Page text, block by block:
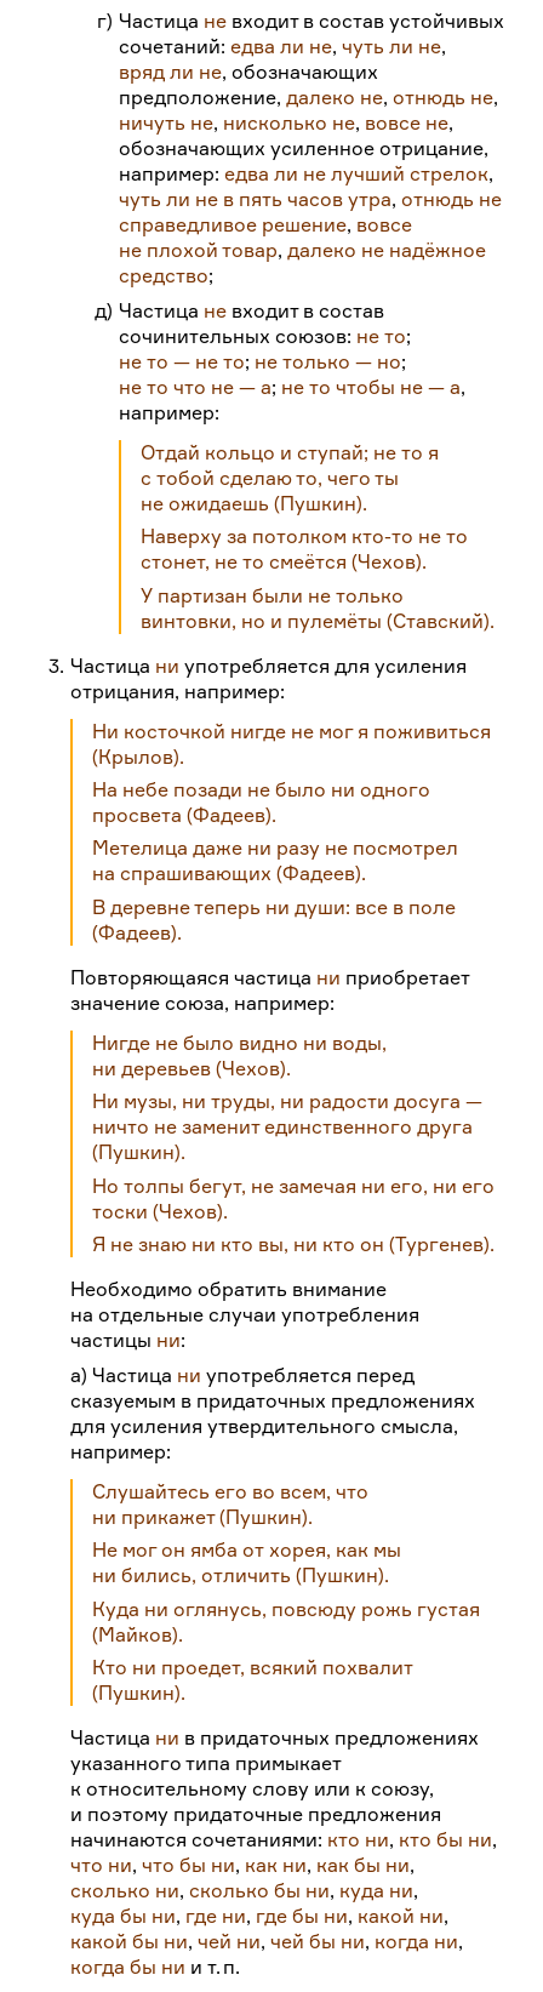
г) Частица не входит в состав устойчивых
сочетаний:едва ли не,чуть ли не,
вряд ли не, обозначающих
предположение,далеко не,отнюдь не,
ничуть не, нисколько не, вовсе не,
обозначающих усиленное отрицание,
например:едва ли не лучший стрелок,
чуть ли не в пять часов утра,отнюдь не
справедливое решение, вовсе
не плохой товар,далеко не надёжное
средствo;
д) Частица не входит в состав
сочинительных союзов: не то;
не то — не то; не только — но;
не то что не — а; не то чтобы не — а,
например:
Отдай кольцо и ступай; не то я
с тобой сделаю то, чего ты
не ожидаешь (Пушкин).
Наверху за потолком кто-то не то
стонет, не то смеётся (Чехов).
У партизан были не только
винтовки, но и пулемёты (Ставский).
3. Частица ни употребляется для усиления
отрицания, например:
Ни косточкой нигде не мог я поживиться
(Крылов).
На небе позади не было ни одного
просвета (Фадеев).
Метелица даже ни разу не посмотрел
на спрашивающих (Фадеев).
В деревне теперь ни души: все в пoлe
(Фадеев).
Повторяющаяся частица ни приобретает
значение союза, например:
Нигде не было видно ни воды,
ни деревьев (Чехов).
Ни музы, ни труды, ни радости досуга —
ничто не заменит единственного друга
(Пушкин).
Но толпы бегут, не замечая ни его, ни его
тоски (Чехов).
Я не знаю ни кто вы, ни кто он (Тургенев).
Необходимо обратить внимание
на отдельные случаи употребления
частицы ни:
а) Частица ни употребляется перед
сказуемым в придаточных предложениях
для усиления утвердительного смысла,
например:
Слушайтесь его во всем, что
ни прикажет(Пушкин).
Не мог он ямба от хорея, как мы
ни бились, отличить (Пушкин).
Куда ни оглянусь, повсюду рожь густая
(Майков).
Кто ни проедет, всякий похвалит
(Пушкин).
Частица ни в придаточных предложениях
указанного типа примыкает
к относительному слову или к союзу,
и поэтому придаточные предложения
начинаются сочетаниями: кто ни, кто бы ни,
что ни,что бы ни, как ни, как бы ни,
сколько ни,сколько бы ни, куда ни,
куда бы ни, где ни, где бы ни, какой ни,
какой бы ни,чей ни,чей бы ни, когда ни,
когда бы ни и т. п.